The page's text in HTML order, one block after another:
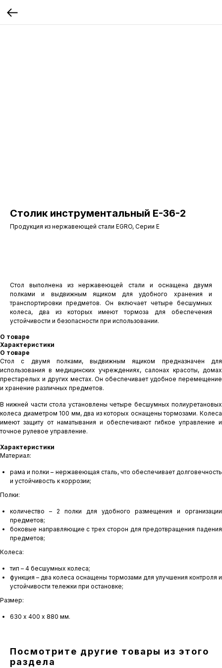
Столик инструментальный Е-36-2
Продукция из нержавеющей стали EGRO, Серии Е
Стол выполнена из нержавеющей стали и оснащена двумя
полками и выдвижным ящиком для удобного хранения и
транспортировки предметов. Он включает четыре бесшумных
колеса, два из которых имеют тормоза для обеспечения
устойчивости и безопасности при использовании.
О товаре
Характеристики
О товаре
Стол с двумя полками, выдвижным ящиком предназначен для
использования в медицинских учреждениях, салонах красоты, домах
престарелых и других местах. Он обеспечивает удобное перемещение
и хранение различных предметов.
В нижней части стола установлены четыре бесшумных полиуретановых
колеса диаметром 100 мм, два из которых оснащены тормозами. Колеса
имеют защиту от наматывания и обеспечивают гибкое управление и
точное рулевое управление.
Характеристики
Материал:
рама и полки – нержавеющая сталь, что обеспечивает долговечность
и устойчивость к коррозии;
Полки:
количество – 2 полки для удобного размещения и организации
предметов;
боковые направляющие с трех сторон для предотвращения падения
предметов;
Колеса:
тип – 4 бесшумных колеса;
функция – два колеса оснащены тормозами для улучшения контроля и
устойчивости тележки при остановке;
Размер:
630 х 400 х 880 мм.
Посмотрите другие товары из этого
раздела